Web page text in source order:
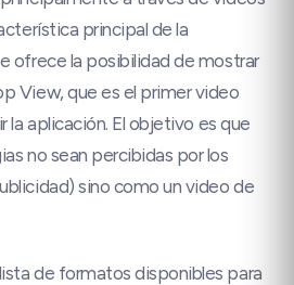
principal de la
ofrece la posibilidad de mostrar
View, que es el primer video
la aplicación. El objetivo es que
no sean percibidas por los
sino como un video de
de formatos disponibles para